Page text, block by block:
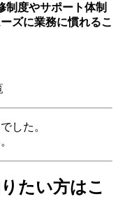
制度やサポート体制
ズに業務に慣れるこ
した。
たい方はこ